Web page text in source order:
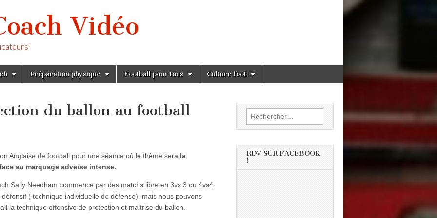
Vidéo
Préparation physique Football pour tous Culture foot
du ballon au football
Anglaise de football pour une séance où le thème sera la
au marquage adverse intense.
Sally Needham commence par des matchs libre en 3vs 3 ou 4vs4.
( technique individuelle de défense), mais nous pouvons
la technique offensive de protection et maitrise du ballon.
Rechercher :
RDV SUR FACEBOOK
!